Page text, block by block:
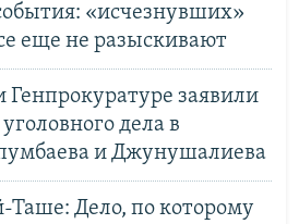
«исчезнувших»
еще не разыскивают
заявили
дела в
и Джунушалиева
Таше: Дело, по которому